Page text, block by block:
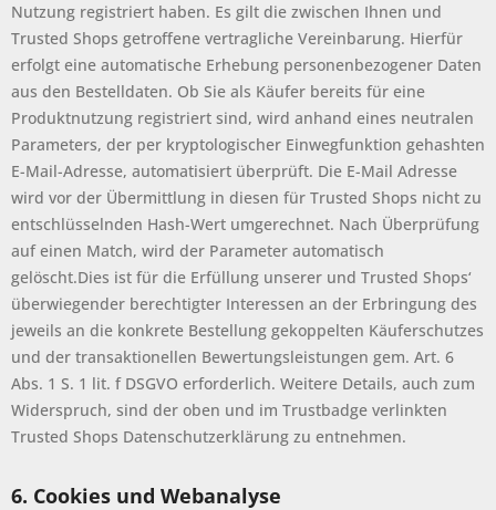
Nutzung registriert haben. Es gilt die zwischen Ihnen und
Trusted Shops getroffene vertragliche Vereinbarung. Hierfür
erfolgt eine automatische Erhebung personenbezogener Daten
aus den Bestelldaten. Ob Sie als Käufer bereits für eine
Produktnutzung registriert sind, wird anhand eines neutralen
Parameters, der per kryptologischer Einwegfunktion gehashten
E-Mail-Adresse, automatisiert überprüft. Die E-Mail Adresse
wird vor der Übermittlung in diesen für Trusted Shops nicht zu
entschlüsselnden Hash-Wert umgerechnet. Nach Überprüfung
auf einen Match, wird der Parameter automatisch
gelöscht.Dies ist für die Erfüllung unserer und Trusted Shops‘
überwiegender berechtigter Interessen an der Erbringung des
jeweils an die konkrete Bestellung gekoppelten Käuferschutzes
und der transaktionellen Bewertungsleistungen gem. Art. 6
Abs. 1 S. 1 lit. f DSGVO erforderlich. Weitere Details, auch zum
Widerspruch, sind der oben und im Trustbadge verlinkten
Trusted Shops Datenschutzerklärung zu entnehmen.
6. Cookies und Webanalyse